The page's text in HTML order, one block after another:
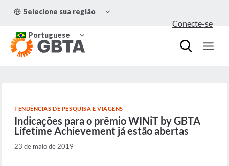
para
Conteúdo
Selecione sua região
MENU
Portuguese
MENU
FILHO
Conecte-se
TENDÊNCIAS DE PESQUISA E VIAGENS
Indicações para o prêmio WINiT by GBTA
Lifetime Achievement já estão abertas
23 de maio de 2019